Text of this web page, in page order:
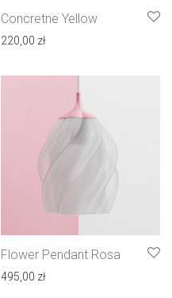
Concretne Yellow
220,00 zł
Flower Pendant Rosa
495,00 zł